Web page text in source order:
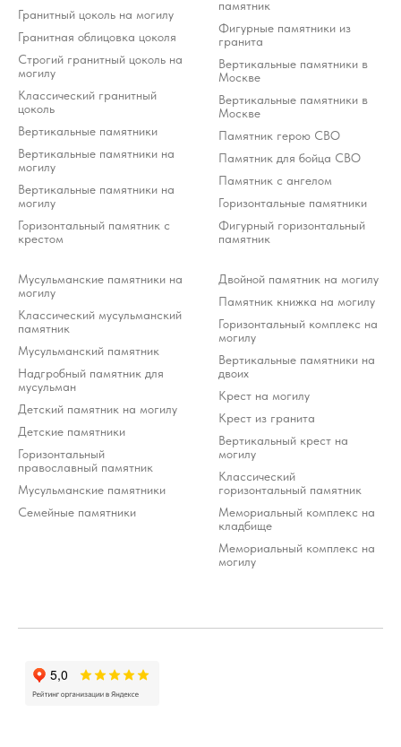
Гранитный цоколь на могилу
Гранитная облицовка цоколя
Строгий гранитный цоколь на
могилу
Классический гранитный
цоколь
Вертикальные памятники
Вертикальные памятники на
могилу
Вертикальные памятники на
могилу
Горизонтальный памятник с
крестом
памятник
Фигурные памятники из
гранита
Вертикальные памятники в
Москве
Вертикальные памятники в
Москве
Памятник герою СВО
Памятник для бойца СВО
Памятник с ангелом
Горизонтальные памятники
Фигурный горизонтальный
памятник
Мусульманские памятники на
могилу
Классический мусульманский
памятник
Мусульманский памятник
Надгробный памятник для
мусульман
Детский памятник на могилу
Детские памятники
Горизонтальный
православный памятник
Мусульманские памятники
Семейные памятники
Двойной памятник на могилу
Памятник книжка на могилу
Горизонтальный комплекс на
могилу
Вертикальные памятники на
двоих
Крест на могилу
Крест из гранита
Вертикальный крест на
могилу
Классический
горизонтальный памятник
Мемориальный комплекс на
кладбище
Мемориальный комплекс на
могилу